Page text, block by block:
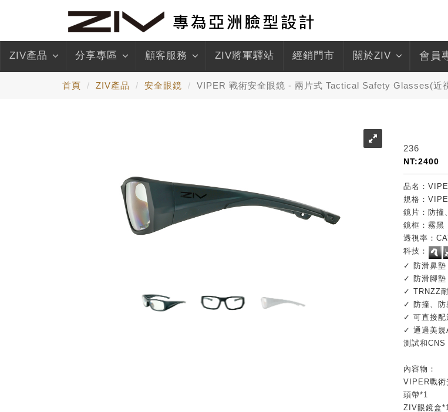
ZIV產品 分享專區 顧客服務 ZIV將軍驛站 經銷門市 關於ZIV 會員
首頁 ZIV產品 安全眼鏡 VIPER 戰術安全眼鏡 - 兩片式 Tactical Safety Glasses(近
236
NT:2400
品名：
規格：
鏡片：防撞
鏡框：霧黑
透視率：
科技：
✓ 防滑鼻墊
✓ 防滑腳墊
✓ TRNZZ
✓ 防撞、防
✓ 可直接配
✓ 通過美
測試和
內容物：
VIPER戰術
頭帶*1
ZIV眼鏡盒